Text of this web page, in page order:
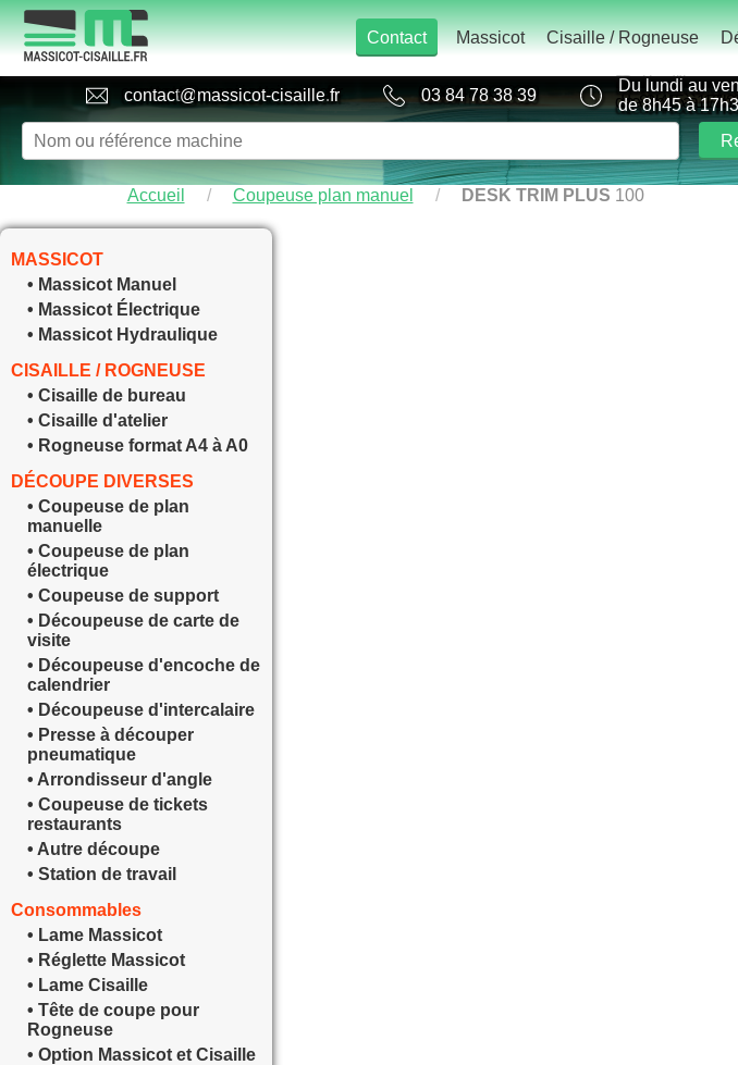
contact@massicot-cisaille.fr 03 84 78 38 39
Du lundi au
de 8h45 à
Contact Massicot Cisaille / Rogneuse
Accueil / Coupeuse plan manuel / DESK TRIM PLUS 100
MASSICOT
• Massicot Manuel
• Massicot Électrique
• Massicot Hydraulique
CISAILLE / ROGNEUSE
• Cisaille de bureau
• Cisaille d'atelier
• Rogneuse format A4 à A0
DÉCOUPE DIVERSES
• Coupeuse de plan
manuelle
• Coupeuse de plan
électrique
• Coupeuse de support
• Découpeuse de carte de
visite
• Découpeuse d'encoche de
calendrier
• Découpeuse d'intercalaire
• Presse à découper
pneumatique
• Arrondisseur d'angle
• Coupeuse de tickets
restaurants
• Autre découpe
• Station de travail
Consommables
• Lame Massicot
• Réglette Massicot
• Lame Cisaille
• Tête de coupe pour
Rogneuse
• Option Massicot et Cisaille